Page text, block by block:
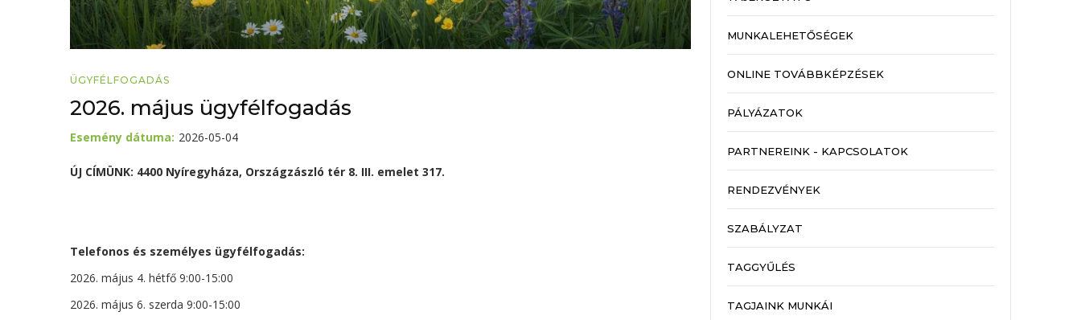
ÜGYFÉLFOGADÁS
2026. május ügyfélfogadás
Esemény dátuma 2026-05-04
ÚJ CÍMÜNK: 4400 Nyíregyháza, Országzászló tér 8. III. emelet 317.
Telefonos és személyes ügyfélfogadás:
2026. május 4. hétfő 9:00-15:00
2026. május 6. szerda 9:00-15:00
MUNKALEHETŐSÉGEK
ONLINE TOVÁBBKÉPZÉSEK
PÁLYÁZATOK
PARTNEREINK - KAPCSOLATOK
RENDEZVÉNYEK
SZABÁLYZAT
TAGGYŰLÉS
TAGJAINK MUNKÁI